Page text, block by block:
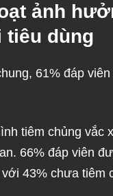
ảnh
dùng
61% đáp
tiêm chủng vắc
66% đáp viên
với 43% chưa tiêm